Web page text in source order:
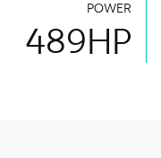
POWER
489HP